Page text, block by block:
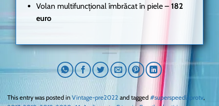
Volan multifuncțional îmbrăcat în piele – 182
euro
This entry was posted in Vintage-pre2022 and tagged #superspeedlaprotv,